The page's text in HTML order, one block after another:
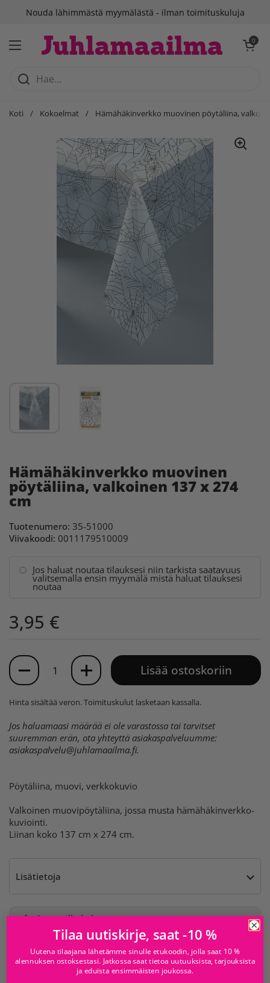
Siirry sisältöön
Nouda lähimmästä myymälästä - ilman toimituskuluja
Avaa valikko
Avaa 0
Koti / Kokoelmat / Hämähäkinverkko muovinen pöytäliina,
Hämähäkinverkko muovinen
pöytäliina, valkoinen 137 x 274
cm
Tuotenumero: 35-51000
Viivakoodi: 0011179510009
Jos haluat noutaa tilauksesi niin tarkista saatavuus
valitsemalla ensin myymälä mistä haluat tilauksesi
noutaa
3,95 €
Määrä
Lisää ostoskoriin
Hinta sisältää veron.Toimituskulut lasketaan kassalla.
Jos haluamaasi määrää ei ole varastossa tai tarvitset
suuremman erän, ota yhteyttä asiakaspalveluumme:
asiakaspalvelu@juhlamaailma.fi.
Pöytäliina, muovi, verkkokuvio
Valkoinen muovipöytäliina, jossa musta hämähäkinverkko-
kuviointi.
Liinan koko 137 cm x 274 cm.
Lisätietoja
Saatavilla kohteesta
Juhlamaailma Iso
Omena
Myymälän tiedot
Tavallisesti valmis 24 tunnissa
Tilaa uutiskirje, saat -10 %
Uutena tilaajana lähetämme sinulle etukoodin, jolla saat 10 %
alennuksen ostoksestasi. Jatkossa saat tietoa uutuuksista, tarjouksista
ja eduista ensimmäisten joukossa.